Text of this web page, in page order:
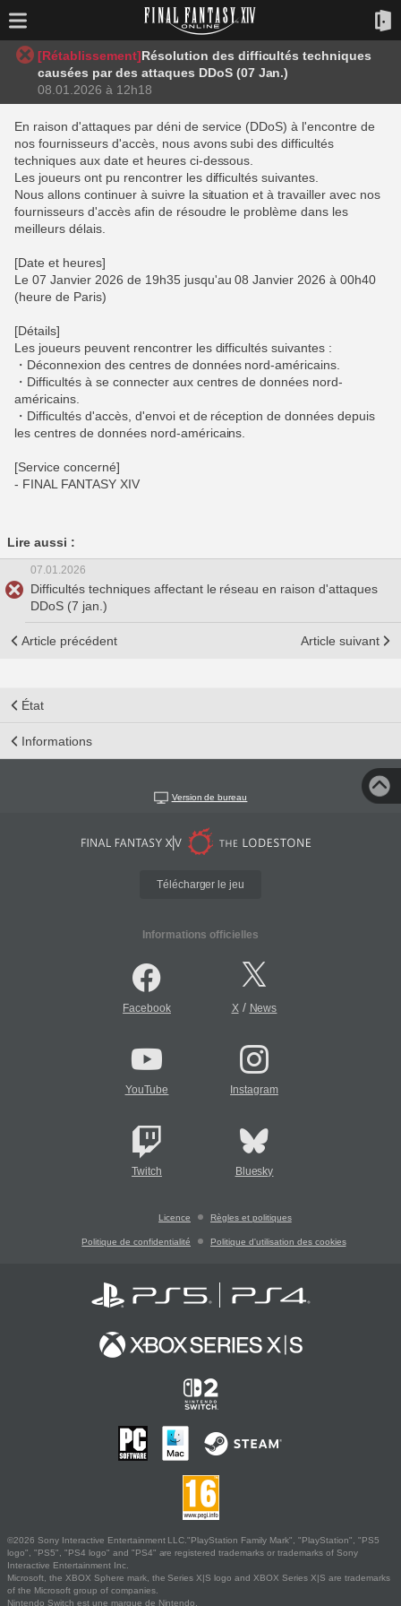
[Rétablissement]Résolution des difficultés techniques
causées par des attaques DDoS (07 Jan.)
08.01.2026 à 12h18
En raison d'attaques par déni de service (DDoS) à l'encontre de
nos fournisseurs d'accès, nous avons subi des difficultés
techniques aux date et heures ci-dessous.
Les joueurs ont pu rencontrer les difficultés suivantes.
Nous allons continuer à suivre la situation et à travailler avec nos
fournisseurs d'accès afin de résoudre le problème dans les
meilleurs délais.
[Date et heures]
Le 07 Janvier 2026 de 19h35 jusqu'au 08 Janvier 2026 à 00h40
(heure de Paris)
[Détails]
Les joueurs peuvent rencontrer les difficultés suivantes :
・Déconnexion des centres de données nord-américains.
・Difficultés à se connecter aux centres de données nord-
américains.
・Difficultés d'accès, d'envoi et de réception de données depuis
les centres de données nord-américains.
[Service concerné]
- FINAL FANTASY XIV
Lire aussi :
07.01.2026
Difficultés techniques affectant le réseau en raison d'attaques
DDoS (7 jan.)
Article précédent Article suivant
État
Informations
Version de bureau
Télécharger le jeu
Informations officielles
Facebook X/ News
YouTube Instagram
Twitch Bluesky
Licence Règles et politiques
Politique de confidentialité Politique d'utilisation des cookies
©2026 Sony Interactive Entertainment LLC."PlayStation Family Mark", "PlayStation", "PS5
logo", "PS5", "PS4 logo" and "PS4" are registered trademarks or trademarks of Sony
Interactive Entertainment Inc.
Microsoft, the XBOX Sphere mark, the Series X|S logo and XBOX Series X|S are trademarks
of the Microsoft group of companies.
Nintendo Switch est une marque de Nintendo.